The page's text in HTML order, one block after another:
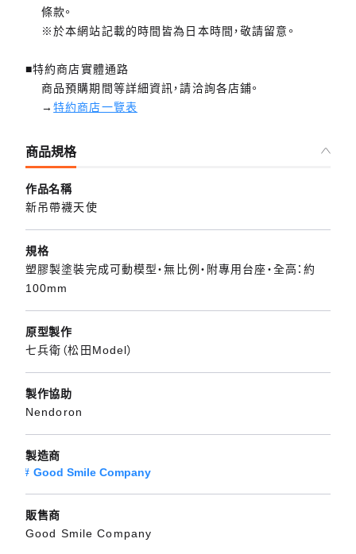
條款。
※於本網站記載的時間皆為日本時間，敬請留意。
■特約商店實體通路
商品預購期間等詳細資訊，請洽詢各店鋪。
→特約商店一覽表
商品規格
作品名稱
新吊帶襪天使
規格
塑膠製塗裝完成可動模型・無比例・附專用台座・全高：約
100mm
原型製作
七兵衛（松田Model）
製作協助
Nendoron
製造商
Good Smile Company
販售商
Good Smile Company